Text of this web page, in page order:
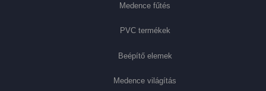
Medence fűtés
PVC termékek
Beépítő elemek
Medence világítás